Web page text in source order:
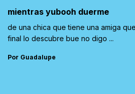
mientras yubooh duerme
de una chica que tiene una amiga
final lo descubre bue no digo ...
Por Guadalupe